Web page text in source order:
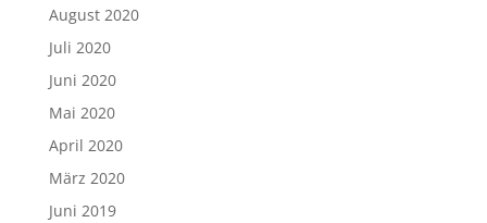
August 2020
Juli 2020
Juni 2020
Mai 2020
April 2020
März 2020
Juni 2019